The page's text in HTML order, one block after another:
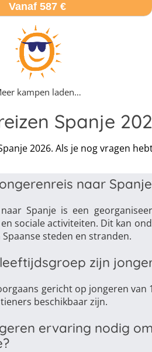
Vanaf 587 €
kampen laden…
Spanje
2026. Als je nog vragen
naar
Spanje is een
sociale activiteiten. Dit kan
steden en stranden.
zijn
gericht op jongeren
beschikbaar zijn.
ervaring nodig